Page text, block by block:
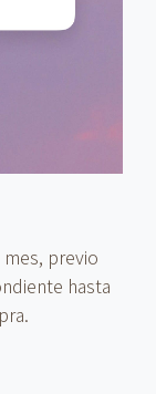
mes, previo
hasta